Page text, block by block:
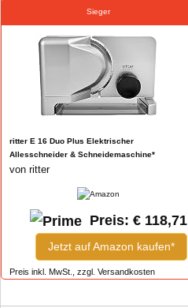
Sieger
ritter E 16 Duo Plus Elektrischer
Allesschneider & Schneidemaschine*
von ritter
Preis: € 118,71
Jetzt auf Amazon kaufen*
Preis inkl. MwSt., zzgl. Versandkosten